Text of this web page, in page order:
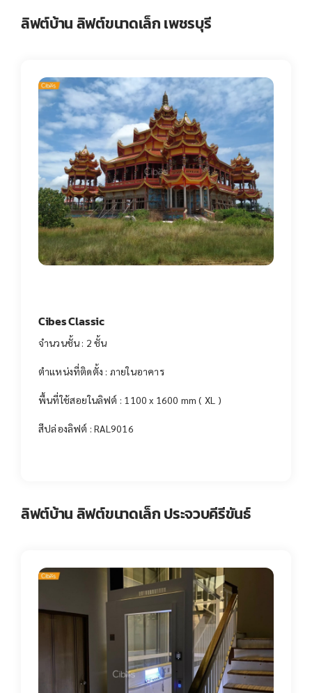
ลิฟต์บ้าน ลิฟต์ขนาดเล็ก เพชรบุรี
Cibes Classic
จำนวนชั้น : 2 ชั้น
ตำแหน่งที่ติดตั้ง : ภายในอาคาร
พื้นที่ใช้สอยในลิฟต์ : 1100 x 1600 mm ( XL )
สีปล่องลิฟต์ : RAL9016
ลิฟต์บ้าน ลิฟต์ขนาดเล็ก ประจวบคีรีขันธ์